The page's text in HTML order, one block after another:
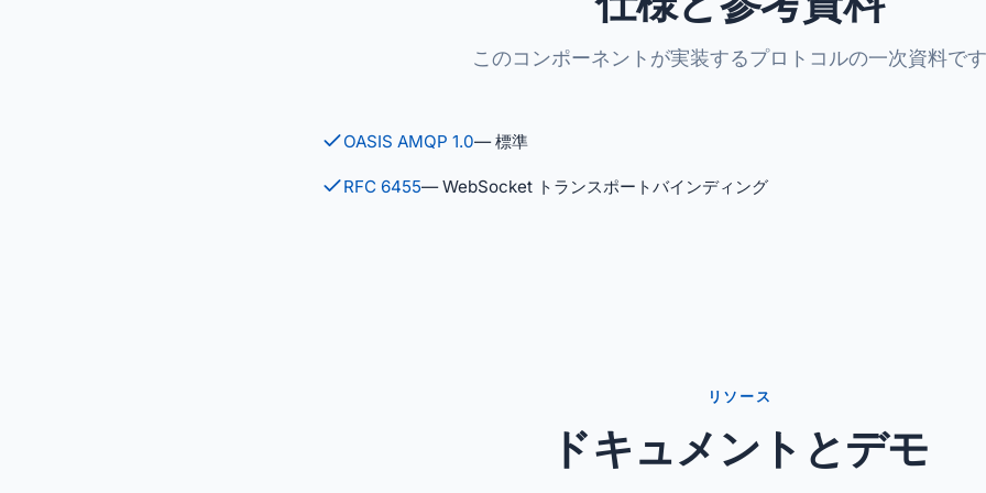
このコンポーネントが実装するプロトコルの一次資料で
OASIS AMQP 1.0— 標準
RFC 6455— WebSocket トランスポートバインディング
リソース
ドキュメントとデモ